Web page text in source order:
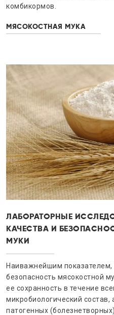
комбикормов.
МЯСОКОСТНАЯ МУКА
ЛАБОРАТОРНЫЕ
КАЧЕСТВА И
МУКИ
Наиважнейшим
безопасность мясокостной
ее сохранность в течение
микробиологический состав,
патогенных